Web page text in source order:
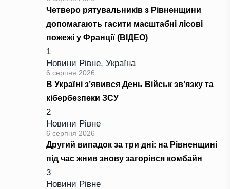
Четверо рятувальників з Рівненщини
допомагають гасити масштабні лісові
пожежі у Франції (ВІДЕО)
1
Новини Рівне, Україна
6 серпня 2026
В Україні з’явився День Військ зв’язку та
кібербезпеки ЗСУ
2
Новини Рівне
6 серпня 2026
Другий випадок за три дні: на Рівненщині
під час жнив знову загорівся комбайн
3
Новини Рівне